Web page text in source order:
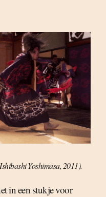
Yoshimasa, 2011).
in een stukje voor